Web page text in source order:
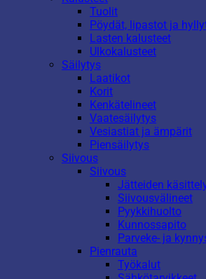
Tuolit
Pöydät, lipastot ja
Lasten kalusteet
Ulkokalusteet
Säilytys
Laatikot
Korit
Kenkätelineet
Vaatesäilytys
Vesiastiat ja ämpärit
Piensäilytys
Siivous
Siivous
Jätteiden
Siivousvälineet
Pyykkihuolto
Kunnossapito
Parveke- ja
Pienrauta
Työkalut